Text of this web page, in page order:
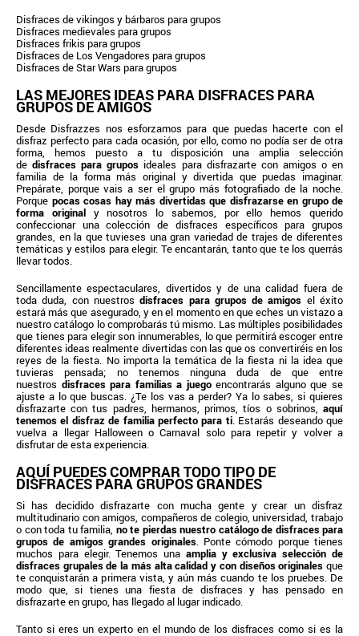
Disfraces de vikingos y bárbaros para grupos
Disfraces medievales para grupos
Disfraces frikis para grupos
Disfraces de Los Vengadores para grupos
Disfraces de Star Wars para grupos
LAS MEJORES IDEAS PARA DISFRACES PARA
GRUPOS DE AMIGOS
Desde Disfrazzes nos esforzamos para que puedas hacerte con el
disfraz perfecto para cada ocasión, por ello, como no podía ser de otra
forma, hemos puesto a tu disposición una amplia selección
dedisfraces para grupos ideales para disfrazarte con amigos o en
familia de la forma más original y divertida que puedas imaginar.
Prepárate, porque vais a ser el grupo más fotografiado de la noche.
Porque pocas cosas hay más divertidas que disfrazarse en grupo de
forma originaly nosotros lo sabemos, por ello hemos querido
confeccionar una colección de disfraces específicos para grupos
grandes, en la que tuvieses una gran variedad de trajes de diferentes
temáticas y estilos para elegir. Te encantarán, tanto que te los querrás
llevar todos.
Sencillamente espectaculares, divertidos y de una calidad fuera de
toda duda, con nuestrosdisfraces para grupos de amigos el éxito
estará más que asegurado, y en el momento en que eches un vistazo a
nuestro catálogo lo comprobarás tú mismo. Las múltiples posibilidades
que tienes para elegir son innumerables, lo que permitirá escoger entre
diferentes ideas realmente divertidas con las que os convertiréis en los
reyes de la fiesta. No importa la temática de la fiesta ni la idea que
tuvieras pensada; no tenemos ninguna duda de que entre
nuestros disfraces para familias a juegoencontrarás alguno que se
ajuste a lo que buscas. ¿Te los vas a perder? Ya lo sabes, si quieres
disfrazarte con tus padres, hermanos, primos, tíos o sobrinos, aquí
tenemos el disfraz de familia perfecto para ti. Estarás deseando que
vuelva a llegar Halloween o Carnaval solo para repetir y volver a
disfrutar de esta experiencia.
AQUÍ PUEDES COMPRAR TODO TIPO DE
DISFRACES PARA GRUPOS GRANDES
Si has decidido disfrazarte con mucha gente y crear un disfraz
multitudinario con amigos, compañeros de colegio, universidad, trabajo
o con toda tu familia, no te pierdas nuestro catálogo de disfraces para
grupos de amigos grandes originales. Ponte cómodo porque tienes
muchos para elegir. Tenemos una amplia y exclusiva selección de
disfraces grupales de la más alta calidad y con diseños originales que
te conquistarán a primera vista, y aún más cuando te los pruebes. De
modo que, si tienes una fiesta de disfraces y has pensado en
disfrazarte en grupo, has llegado al lugar indicado.
Tanto si eres un experto en el mundo de los disfraces como si es la